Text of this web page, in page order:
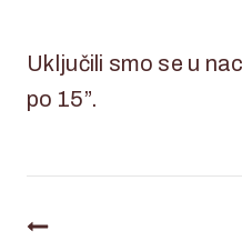
Uključili smo se u
po 15”.